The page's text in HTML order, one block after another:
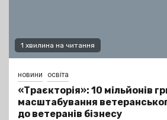
1 хвилина на читання
новини освіта
«Траєкторія»: 10 мільйонів
масштабування
до ветеранів бізнесу